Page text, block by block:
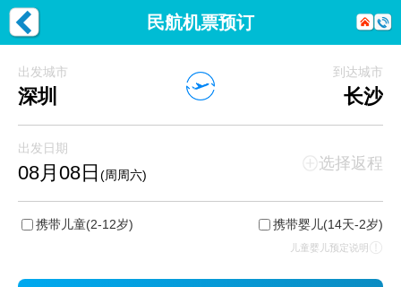
民航机票预订
出发城市
深圳
到达城市
长沙
出发日期
08月08日 (周周六)
选择返程
携带儿童(2-12岁) 携带婴儿(14天-2岁)
儿童婴儿预定说明